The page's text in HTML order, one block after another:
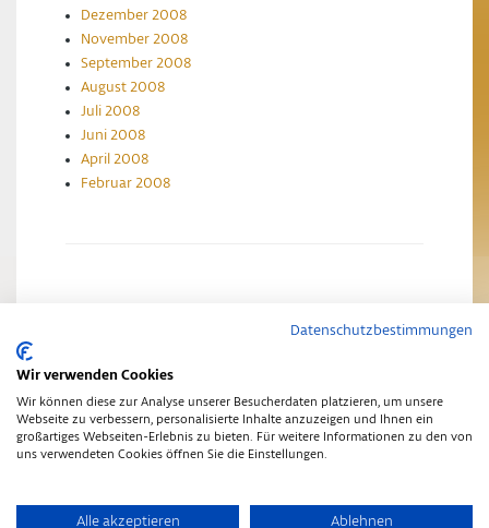
Dezember 2008
November 2008
September 2008
August 2008
Juli 2008
Juni 2008
April 2008
Februar 2008
Copyright © 2014 • Schwarz-Gold Aktuelles • Finch Theme
Datenschutzbestimmungen
Wir verwenden Cookies
Wir können diese zur Analyse unserer Besucherdaten platzieren, um unsere
Webseite zu verbessern, personalisierte Inhalte anzuzeigen und Ihnen ein
großartiges Webseiten-Erlebnis zu bieten. Für weitere Informationen zu den von
uns verwendeten Cookies öffnen Sie die Einstellungen.
Alle akzeptieren Ablehnen